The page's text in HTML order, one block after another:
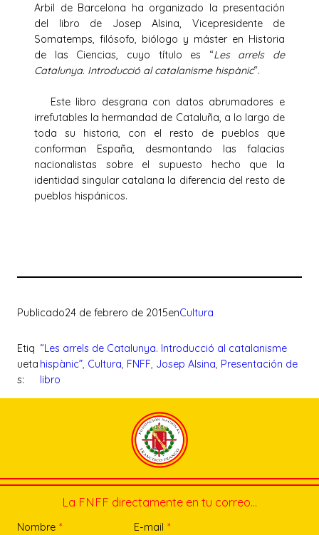
Arbil de Barcelona ha organizado la presentación
del libro de Josep Alsina, Vicepresidente de
Somatemps, filósofo, biólogo y máster en Historia
de las Ciencias, cuyo título es “Les arrels de
Catalunya. Introducció al catalanisme hispànic“.
Este libro desgrana con datos abrumadores e
irrefutables la hermandad de Cataluña, a lo largo de
toda su historia, con el resto de pueblos que
conforman España, desmontando las falacias
nacionalistas sobre el supuesto hecho que la
identidad singular catalana la diferencia del resto de
pueblos hispánicos.
Publicado24 de febrero de 2015enCultura
Etiq
ueta
s:
“Les arrels de Catalunya. Introducció al catalanisme
hispànic”, Cultura, FNFF, Josep Alsina, Presentación de
libro
La FNFF directamente en tu correo…
Nombre * E-mail *